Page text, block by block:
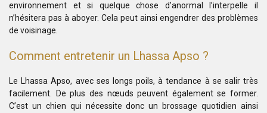
environnement et si quelque chose d’anormal l’interpelle il
n’hésitera pas à aboyer. Cela peut ainsi engendrer des problèmes
de voisinage.
Comment entretenir un Lhassa Apso ?
Le Lhassa Apso, avec ses longs poils, à tendance à se salir très
facilement. De plus des nœuds peuvent également se former.
C’est un chien qui nécessite donc un brossage quotidien ainsi